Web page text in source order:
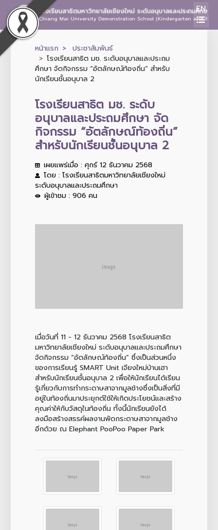
โรงเรียนสาธิตมหาวิทยาลัยเชียงใหม่ ระดับอนุบาลและประถมศึกษา
Chiang Mai University Demonstration School (Kindergarten and
EN
หน้าแรก
ประชาสัมพันธ์
โรงเรียนสาธิต มช. ระดับอนุบาลและประถม
ศึกษา จัดกิจกรรม “อัตลักษณ์ท้องถิ่น” สำหรับ
นักเรียนชั้นอนุบาล 2
โรงเรียนสาธิต มช. ระดับ
อนุบาลและประถมศึกษา จัด
กิจกรรม “อัตลักษณ์ท้องถิ่น”
สำหรับนักเรียนชั้นอนุบาล 2
เผยแพร่เมื่อ : ศุกร์ 12 ธันวาคม 2568
โดย : โรงเรียนสาธิตมหาวิทยาลัยเชียงใหม่
ระดับอนุบาลและประถมศึกษา
ผู้เข้าชม : 906 คน
เมื่อวันที่ 11 - 12 ธันวาคม 2568 โรงเรียนสาธิต
มหาวิทยาลัยเชียงใหม่ ระดับอนุบาลและประถมศึกษา
จัดกิจกรรม “อัตลักษณ์ท้องถิ่น” ซึ่งเป็นส่วนหนึ่ง
ของการเรียนรู้ SMART Unit เจียงใหม่บ้านเฮา
สำหรับนักเรียนชั้นอนุบาล 2 เพื่อให้นักเรียนได้เรียน
รู้เกี่ยวกับการทำกระดาษสาจากมูลช้างซึ่งเป็นสิ่งที่มี
อยู่ในท้องถิ่นมาประยุกต์ใช้ให้เกิดประโยชน์และสร้าง
คุณค่าให้กับวัสดุในท้องถิ่น ทั้งนี้นักเรียนยังได้
ลงมือสร้างสรรค์ผลงานพัดกระดาษสาจากมูลช้าง
อีกด้วย ณ Elephant PooPoo Paper Park